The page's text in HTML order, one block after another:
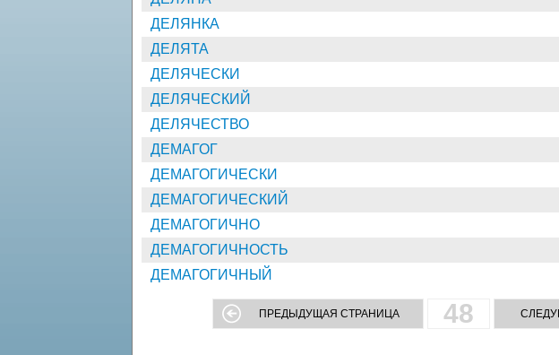
ДЕЛЯНКА
ДЕЛЯТА
ДЕЛЯЧЕСКИ
ДЕЛЯЧЕСКИЙ
ДЕЛЯЧЕСТВО
ДЕМАГОГ
ДЕМАГОГИЧЕСКИ
ДЕМАГОГИЧЕСКИЙ
ДЕМАГОГИЧНО
ДЕМАГОГИЧНОСТЬ
ДЕМАГОГИЧНЫЙ
ПРЕДЫДУЩАЯ СТРАНИЦА 48